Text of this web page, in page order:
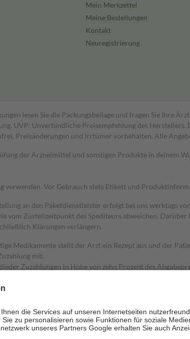
Mein Merkzettel
Meine Bestellungen
Kontakt
Neuregistrierung
lesen Sie die Packungsbeilage und fragen Sie Ihre
UVP: Unverbindliche Preisempfehlung des Herstellers.
Preisänderungen und Irrtümer vorbehalten. Alle
der Arzneimittel und sonstigen Produkte in deinem
verwenden. Vor Gebrauch stets Etikett und
an den Paketdienstleister erfolgt bei uns werktags
vom Zustellzeitpunkt des Spediteurs abweichen.
Klärungen verlängern.
Medikamente stellt der Arzt ein Rezept aus und der
mit.
Zuzahlungen in Höhe von zehn Prozent des
auch für Online-Apotheken.
für ihre eigene Gesundheit zu stärken und die
bis zum vollendeten 18. Lebensjahr mit Ausnahme der
und Früherkennung, die von der GKV getragen